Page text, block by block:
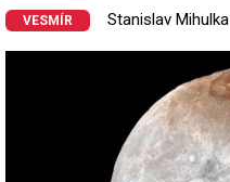
VESMÍR Stanislav Mihulka